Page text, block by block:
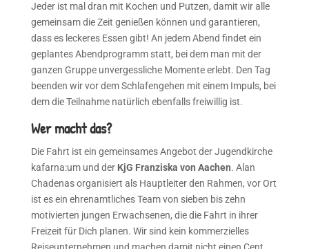
Jeder ist mal dran mit Kochen und Putzen, damit wir alle
gemeinsam die Zeit genießen können und garantieren,
dass es leckeres Essen gibt! An jedem Abend findet ein
geplantes Abendprogramm statt, bei dem man mit der
ganzen Gruppe unvergessliche Momente erlebt. Den Tag
beenden wir vor dem Schlafengehen mit einem Impuls, bei
dem die Teilnahme natürlich ebenfalls freiwillig ist.
Wer macht das?
Die Fahrt ist ein gemeinsames Angebot der Jugendkirche
kafarna:um und derKjG Franziska von Aachen. Alan
Chadenas organisiert als Hauptleiter den Rahmen, vor Ort
ist es ein ehrenamtliches Team von sieben bis zehn
motivierten jungen Erwachsenen, die die Fahrt in ihrer
Freizeit für Dich planen. Wir sind kein kommerzielles